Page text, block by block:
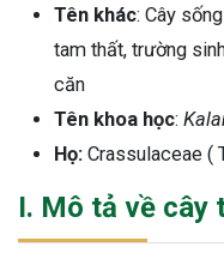
Tên khác: Cây
tam thất, trường
căn
Tên khoa học:
Họ: Crassulaceae (
I. Mô tả về cây